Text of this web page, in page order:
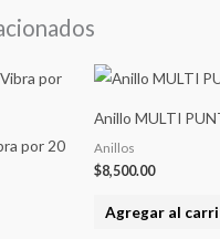
por 20
Anillo MULTI
Anillos
$8,500.00
Agregar al